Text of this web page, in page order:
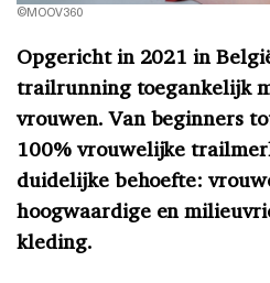
©MOOV360
Opgericht in 2021 in
trailrunning toegankelijk
vrouwen. Van beginners
100% vrouwelijke
duidelijke behoefte:
hoogwaardige en
kleding.